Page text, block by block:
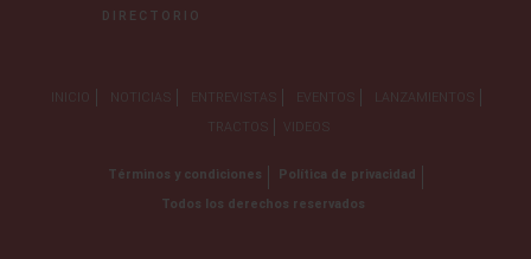
DIRECTORIO
INICIO NOTICIAS ENTREVISTAS EVENTOS
LANZAMIENTOS
TRACTOS
VIDEOS
Términos y condiciones
Política de privacidad
Todos los derechos reservados